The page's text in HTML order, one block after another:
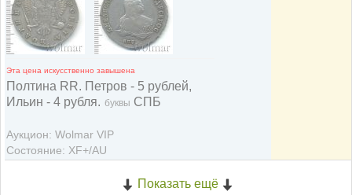
Эта цена искусственно завышена
Полтина RR. Петров - 5 рублей,
Ильин - 4 рубля. буквы СПБ
Аукцион: Wolmar VIP
Состояние: XF+/AU
Показать ещё